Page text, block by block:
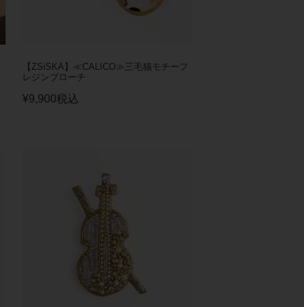
【ZSiSKA】≪CALICO≫三毛猫モチーフ
レジンブローチ
¥9,900税込